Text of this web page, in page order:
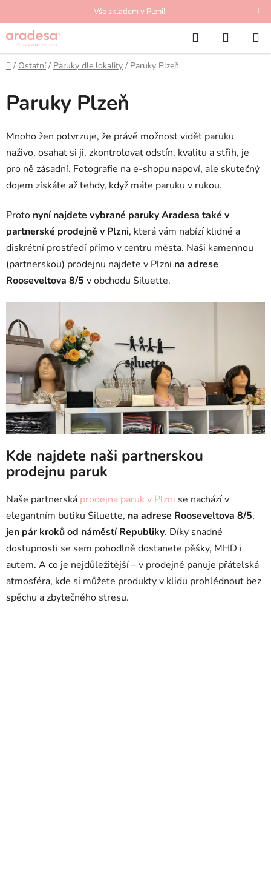
obsah
Vše skladem v Plzni!
Hledat
KOŠÍK
Domů
/ Ostatní / Paruky dle lokality / Paruky Plzeň
Paruky Plzeň
Mnoho žen potvrzuje, že právě možnost vidět paruku
naživo, osahat si ji, zkontrolovat odstín, kvalitu a střih, je
pro ně zásadní. Fotografie na e-shopu napoví, ale skutečný
dojem získáte až tehdy, když máte paruku v rukou.
Proto nyní najdete vybrané paruky Aradesa také v
partnerské prodejně v Plzni, která vám nabízí klidné a
diskrétní prostředí přímo v centru města. Naši kamennou
(partnerskou) prodejnu najdete v Plzni na adrese
Rooseveltova 8/5 v obchodu Siluette.
Kde najdete naši partnerskou
prodejnu paruk
Naše partnerská prodejna paruk v Plzni se nachází v
elegantním butiku Siluette, na adrese Rooseveltova 8/5,
jen pár kroků od náměstí Republiky. Díky snadné
dostupnosti se sem pohodlně dostanete pěšky, MHD i
autem. A co je nejdůležitější – v prodejně panuje přátelská
atmosféra, kde si můžete produkty v klidu prohlédnout bez
spěchu a zbytečného stresu.